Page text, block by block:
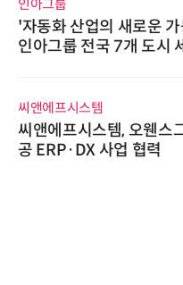
인아그룹
'자동화 산업의 새로운
인아그룹 전국 7개 도시
씨앤에프시스템
씨앤에프시스템, 오웬스
공 ERP·DX 사업 협력